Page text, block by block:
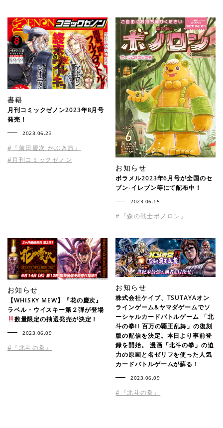
書籍
月刊コミックゼノン2023年8月号
発売！
2023.06.23
#『前田慶次 かぶき旅』
#月刊コミックゼノン
お知らせ
ポラメル2023年6月号が全国のセ
ブン-イレブン等にて配布中！
2023.06.15
#『森の戦士ボノロン』
お知らせ
【WHISKY MEW】『花の慶次』
ラベル・ウイスキー第２弾が登場
数量限定の抽選発売が決定！
2023.06.09
#『北斗の拳』
お知らせ
株式会社ケイブ、TSUTAYAオン
ラインゲーム&ヤマダゲームでソ
ーシャルカードバトルゲーム 「北
斗の拳II 百万の覇王乱舞」の復刻
版の配信を決定。本日より事前登
録を開始。 漫画「北斗の拳」の迫
力の原画と名ゼリフを使った人気
カードバトルゲームが蘇る！
2023.06.09
#『北斗の拳』